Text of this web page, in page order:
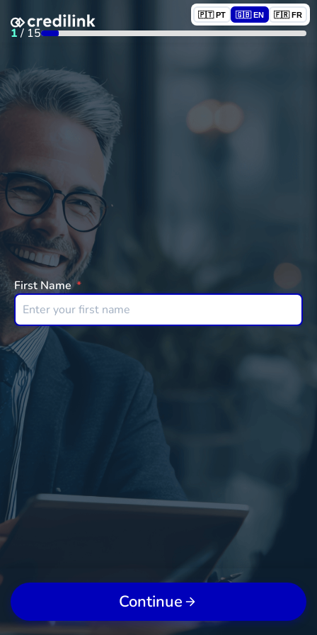
🇵🇹 PT 🇬🇧 EN 🇫🇷 FR
1 / 15
First Name*
Continue